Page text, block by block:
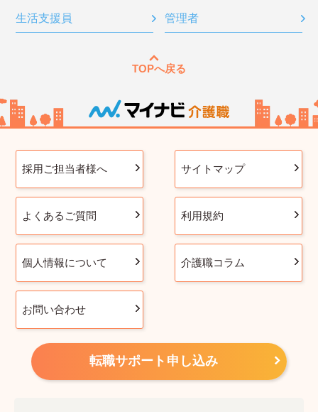
生活支援員 管理者
TOPへ戻る
採用ご担当者様へ サイトマップ
よくあるご質問 利用規約
個人情報について 介護職コラム
お問い合わせ
転職サポート申し込み